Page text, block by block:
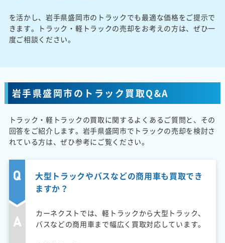
を活かし、岩手県盛岡市のトラックでも最適な価格をご提示で
きます。トラック・軽トラックの売却をお考えの方は、ぜひ一
度ご相談ください。
岩手県盛岡市のトラック買取Q&A
トラック・軽トラックの買取に関するよくあるご質問と、その
回答をご紹介します。岩手県盛岡市でトラックの売却を検討さ
れている方は、ぜひ参考にご覧ください。
大型トラックやバスなどの商用車も買取でき
ますか？
カーネクストでは、軽トラックから大型トラック、
バスなどの商用車まで幅広く買取対応しています。